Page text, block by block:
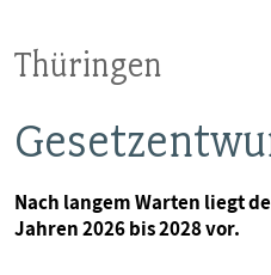
POSITIONEN
VERANSTALTUNGEN
PUBLIKATIONEN
Thüringen
Nach langem Warten liegt
Jahren 2026 bis 2028 vor.